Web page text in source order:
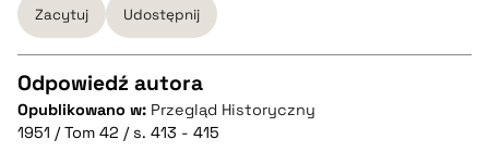
pobierz cytat
Zacytuj Udostępnij
CZYSTY TEKST
Odpowiedź autora
Opublikowano w: Przegląd Historyczny
1951 / Tom 42 / s. 413 - 415